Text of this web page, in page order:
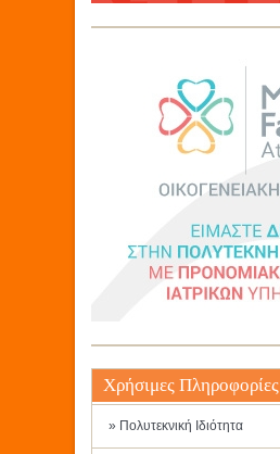
Χρήσιμες Πληροφορίες
» Πολυτεκνική Ιδιότητα